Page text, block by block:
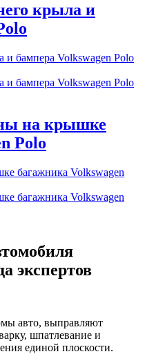
крыла и
на крышке
Polo
экспертов
авто, выправляют
шпатлевание и
единой плоскости.